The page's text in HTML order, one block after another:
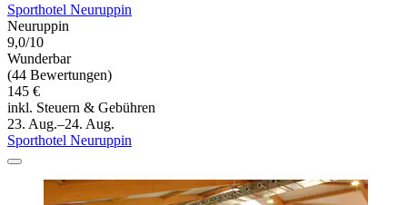
Sporthotel Neuruppin
Neuruppin
9,0/10
Wunderbar
(44 Bewertungen)
145 €
inkl. Steuern & Gebühren
23. Aug.–24. Aug.
Sporthotel Neuruppin